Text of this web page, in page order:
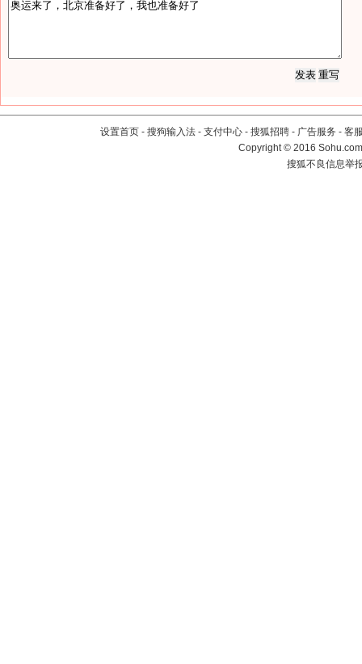
设置首页 - 搜狗输入法 - 支付中心 - 搜狐招聘 - 广告服务 - 客
Copyright©2016
搜狐不良信息举